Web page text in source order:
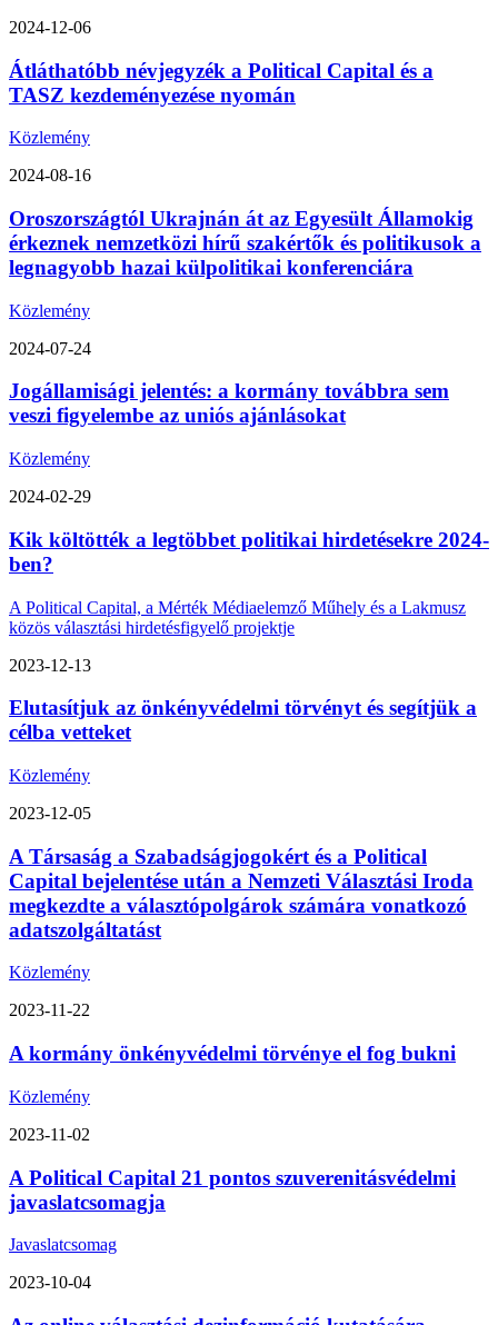
2024-12-06
Átláthatóbb névjegyzék a Political Capital és a
TASZ kezdeményezése nyomán
Közlemény
2024-08-16
Oroszországtól Ukrajnán át az Egyesült Államokig
érkeznek nemzetközi hírű szakértők és politikusok a
legnagyobb hazai külpolitikai konferenciára
Közlemény
2024-07-24
Jogállamisági jelentés: a kormány továbbra sem
veszi figyelembe az uniós ajánlásokat
Közlemény
2024-02-29
Kik költötték a legtöbbet politikai hirdetésekre 2024-
ben?
A Political Capital, a Mérték Médiaelemző Műhely és a Lakmusz
közös választási hirdetésfigyelő projektje
2023-12-13
Elutasítjuk az önkényvédelmi törvényt és segítjük a
célba vetteket
Közlemény
2023-12-05
A Társaság a Szabadságjogokért és a Political
Capital bejelentése után a Nemzeti Választási Iroda
megkezdte a választópolgárok számára vonatkozó
adatszolgáltatást
Közlemény
2023-11-22
A kormány önkényvédelmi törvénye el fog bukni
Közlemény
2023-11-02
A Political Capital 21 pontos szuverenitásvédelmi
javaslatcsomagja
Javaslatcsomag
2023-10-04